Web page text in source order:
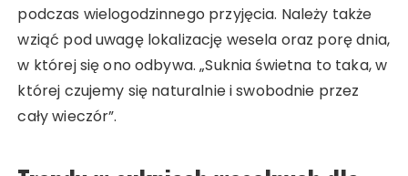
podczas wielogodzinnego przyjęcia. Należy także
wziąć pod uwagę lokalizację wesela oraz porę dnia,
w której się ono odbywa. „Suknia świetna to taka, w
której czujemy się naturalnie i swobodnie przez
cały wieczór”.